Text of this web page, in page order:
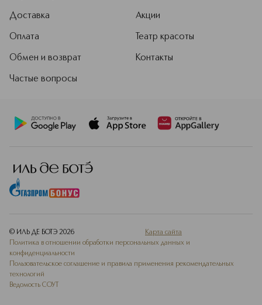
Доставка
Оплата
Обмен и возврат
Частые вопросы
Акции
Театр красоты
Контакты
© ИЛЬ ДЕ БОТЭ 2026
Карта сайта
Политика в отношении обработки персональных данных и
конфиденциальности
Пользовательское соглашение и правила применения рекомендательных
технологий
Ведомость СОУТ